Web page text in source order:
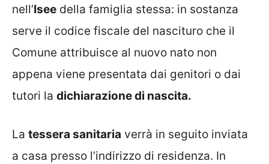
nell’Isee della famiglia stessa: in sostanza
serve il codice fiscale del nascituro che il
Comune attribuisce al nuovo nato non
appena viene presentata dai genitori o dai
tutori la dichiarazione di nascita.
La tessera sanitaria verrà in seguito inviata
a casa presso l’indirizzo di residenza. In